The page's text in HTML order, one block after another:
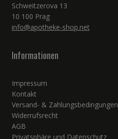
Schweitzerova 13
10 100 Prag
info@apotheke-shop.net
Informationen
Impressum
Kontakt
Versand- & Zahlungsbedingungen
Widerrufsrecht
AGB
Privatsphäre und Datenschutz